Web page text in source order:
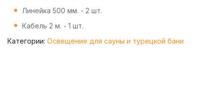
Линейка 500 мм. - 2 шт.
Кабель 2 м. - 1 шт.
Категории: Освещение для сауны и турецкой бани